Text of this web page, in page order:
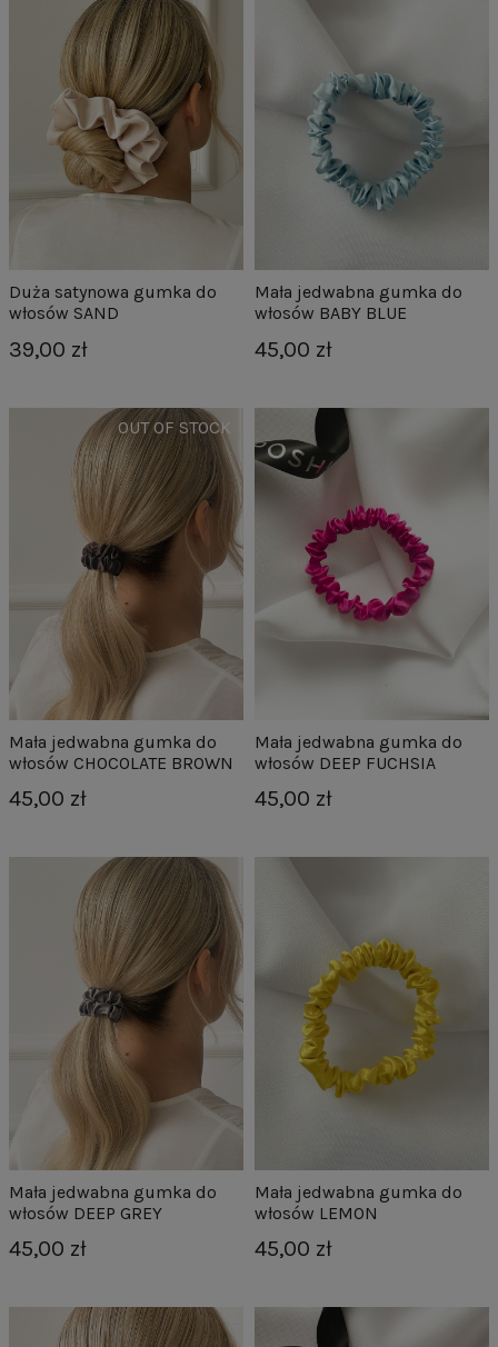
Duża satynowa gumka do
włosów SAND
39,00 zł
Mała jedwabna gumka do
włosów BABY BLUE
45,00 zł
Mała jedwabna gumka do
włosów CHOCOLATE BROWN
45,00 zł
Mała jedwabna gumka do
włosów DEEP FUCHSIA
45,00 zł
Mała jedwabna gumka do
włosów DEEP GREY
45,00 zł
Mała jedwabna gumka do
włosów LEMON
45,00 zł